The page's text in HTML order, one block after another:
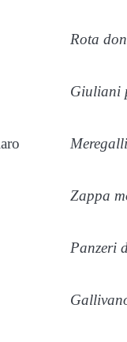
Rota
Giuliani
Zappa
Panzeri